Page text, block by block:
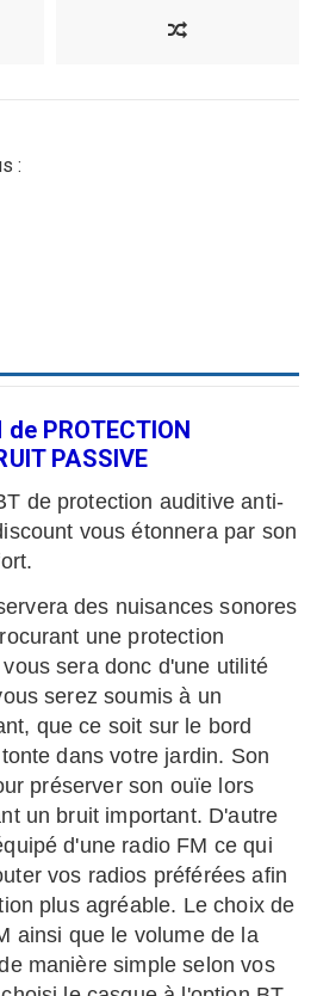
:
PROTECTION
PASSIVE
de protection auditive anti-
vous étonnera par son
des nuisances sonores
une protection
sera donc d'une utilité
serez soumis à un
que ce soit sur le bord
dans votre jardin. Son
préserver son ouïe lors
un bruit important. D'autre
d'une radio FM ce qui
vos radios préférées afin
plus agréable. Le choix de
ainsi que le volume de la
manière simple selon vos